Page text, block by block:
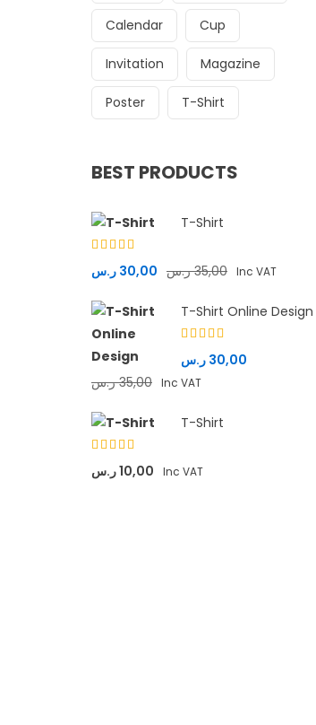
Calendar Cup
Invitation Magazine
Poster T-Shirt
BEST PRODUCTS
T-Shirt
4.33out
30,00 ر.س 35,00 ر.س Inc VAT
T-Shirt Online Design
4.33out
of 5
30,00 ر.س
35,00 ر.س Inc VAT
T-Shirt
Rated
4.33out
10,00ر.س Inc VAT